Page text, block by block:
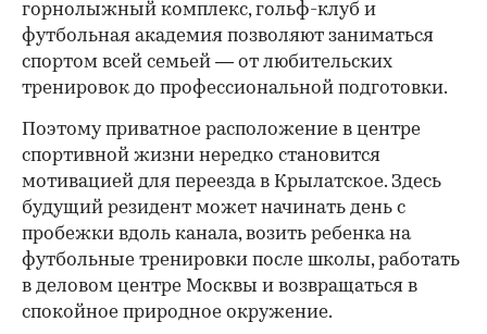
горнолыжный комплекс, гольф-клуб и
футбольная академия позволяют заниматься
спортом всей семьей — от любительских
тренировок до профессиональной подготовки.
Поэтому приватное расположение в центре
спортивной жизни нередко становится
мотивацией для переезда в Крылатское. Здесь
будущий резидент может начинать день с
пробежки вдоль канала, возить ребенка на
футбольные тренировки после школы, работать
в деловом центре Москвы и возвращаться в
спокойное природное окружение.